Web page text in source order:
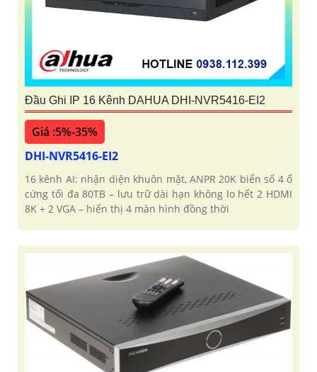
Đầu Ghi IP 16 Kênh DAHUA DHI-NVR5416-EI2
Giá :5%-35%
DHI-NVR5416-EI2
16 kênh AI: nhận diện khuôn mặt, ANPR 20K biển số 4 ổ
cứng tối đa 80TB – lưu trữ dài hạn không lo hết 2 HDMI
8K + 2 VGA – hiển thị 4 màn hình đồng thời